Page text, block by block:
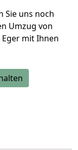
Sie uns noch
Umzug von
mit Ihnen